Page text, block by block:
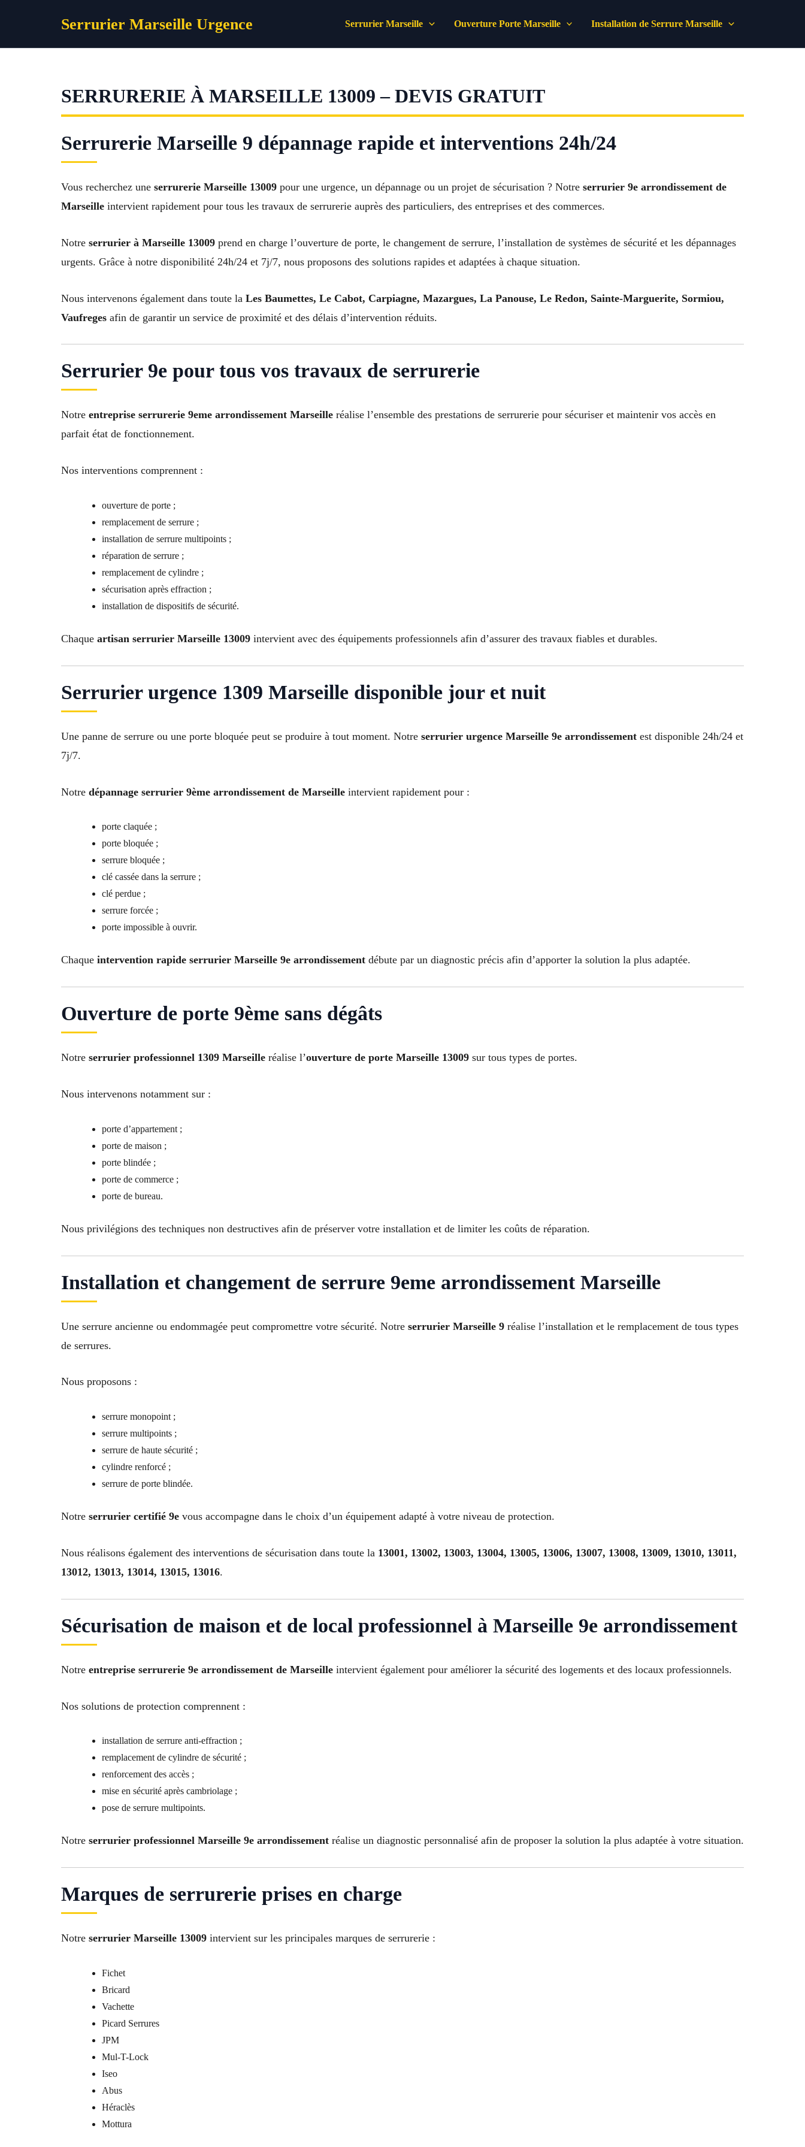
Serrurier Marseille Urgence Serrurier Marseille Ouverture Porte Marseille Installation de Serrure Marseille
SERRURERIE À MARSEILLE 13009 – DEVIS GRATUIT
Serrurerie Marseille 9 dépannage rapide et interventions 24h/24
Vous recherchez une serrurerie Marseille 13009 pour une urgence, un dépannage ou un projet de sécurisation ? Notre serrurier 9e arrondissement de
Marseille intervient rapidement pour tous les travaux de serrurerie auprès des particuliers, des entreprises et des commerces.
Notre serrurier à Marseille 13009 prend en charge l’ouverture de porte, le changement de serrure, l’installation de systèmes de sécurité et les dépannages
urgents. Grâce à notre disponibilité 24h/24 et 7j/7, nous proposons des solutions rapides et adaptées à chaque situation.
Nous intervenons également dans toute la Les Baumettes, Le Cabot, Carpiagne, Mazargues, La Panouse, Le Redon, Sainte-Marguerite, Sormiou,
Vaufreges afin de garantir un service de proximité et des délais d’intervention réduits.
Serrurier 9e pour tous vos travaux de serrurerie
Notre entreprise serrurerie 9eme arrondissement Marseille réalise l’ensemble des prestations de serrurerie pour sécuriser et maintenir vos accès en
parfait état de fonctionnement.
Nos interventions comprennent :
ouverture de porte ;
remplacement de serrure ;
installation de serrure multipoints ;
réparation de serrure ;
remplacement de cylindre ;
sécurisation après effraction ;
installation de dispositifs de sécurité.
Chaque artisan serrurier Marseille 13009 intervient avec des équipements professionnels afin d’assurer des travaux fiables et durables.
Serrurier urgence 1309 Marseille disponible jour et nuit
Une panne de serrure ou une porte bloquée peut se produire à tout moment. Notre serrurier urgence Marseille 9e arrondissement est disponible 24h/24 et
7j/7.
Notre dépannage serrurier 9ème arrondissement de Marseille intervient rapidement pour :
porte claquée ;
porte bloquée ;
serrure bloquée ;
clé cassée dans la serrure ;
clé perdue ;
serrure forcée ;
porte impossible à ouvrir.
Chaque intervention rapide serrurier Marseille 9e arrondissement débute par un diagnostic précis afin d’apporter la solution la plus adaptée.
Ouverture de porte 9ème sans dégâts
Notre serrurier professionnel 1309 Marseille réalise l’ouverture de porte Marseille 13009 sur tous types de portes.
Nous intervenons notamment sur :
porte d’appartement ;
porte de maison ;
porte blindée ;
porte de commerce ;
porte de bureau.
Nous privilégions des techniques non destructives afin de préserver votre installation et de limiter les coûts de réparation.
Installation et changement de serrure 9eme arrondissement Marseille
Une serrure ancienne ou endommagée peut compromettre votre sécurité. Notre serrurier Marseille 9 réalise l’installation et le remplacement de tous types
de serrures.
Nous proposons :
serrure monopoint ;
serrure multipoints ;
serrure de haute sécurité ;
cylindre renforcé ;
serrure de porte blindée.
Notre serrurier certifié 9e vous accompagne dans le choix d’un équipement adapté à votre niveau de protection.
Nous réalisons également des interventions de sécurisation dans toute la 13001, 13002, 13003, 13004, 13005, 13006, 13007, 13008, 13009, 13010, 13011,
13012, 13013, 13014, 13015, 13016.
Sécurisation de maison et de local professionnel à Marseille 9e arrondissement
Notre entreprise serrurerie 9e arrondissement de Marseille intervient également pour améliorer la sécurité des logements et des locaux professionnels.
Nos solutions de protection comprennent :
installation de serrure anti-effraction ;
remplacement de cylindre de sécurité ;
renforcement des accès ;
mise en sécurité après cambriolage ;
pose de serrure multipoints.
Notre serrurier professionnel Marseille 9e arrondissement réalise un diagnostic personnalisé afin de proposer la solution la plus adaptée à votre situation.
Marques de serrurerie prises en charge
Notre serrurier Marseille 13009 intervient sur les principales marques de serrurerie :
Fichet
Bricard
Vachette
Picard Serrures
JPM
Mul-T-Lock
Iseo
Abus
Héraclès
Mottura